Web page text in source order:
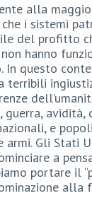
alla
i sistemi
del profitto
hanno
In questo
terribili
guerra,
e
Gli Stati
a
portare il
alla